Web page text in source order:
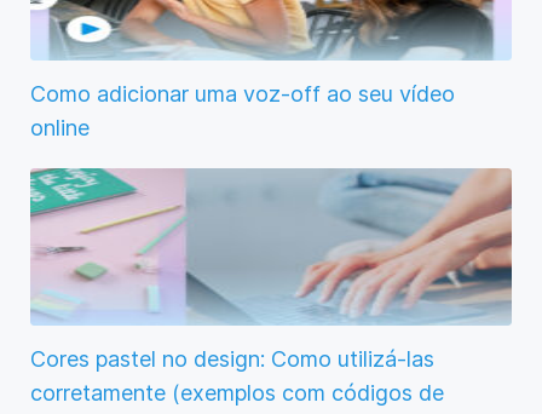
Como adicionar uma voz-off ao seu vídeo
online
Cores pastel no design: Como utilizá-las
corretamente (exemplos com códigos de